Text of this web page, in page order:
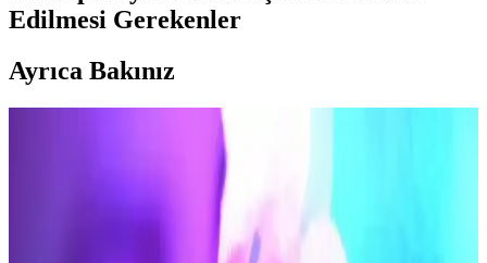
Edilmesi Gerekenler
Ayrıca Bakınız
Hassas Ciltler İçin Güvenli ve Etkili Tüy Alma
Hassas ciltler için güvenli tüy alma yöntemleri, doğru ürün seçimi ve
uygulama teknikleriyle tahrişi en aza indirir, rahat bir deneyim